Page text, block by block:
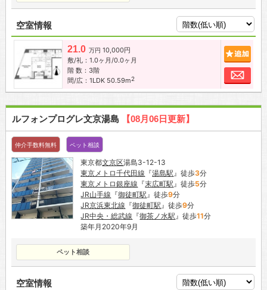
空室情報
21.0 万円 10,000円
敷/礼：1.0ヶ月/0.0ヶ月
階 数：3階
間/広：1LDK 50.59m2
お
ルフォンプログレ文京湯島 【08月06日更新】
仲介手数料無料 ペット相談
東京都文京区湯島3-12-13
東京メトロ千代田線 『湯島駅 』徒歩3分
東京メトロ銀座線 『末広町駅 』徒歩5分
JR山手線 『御徒町駅 』徒歩9分
JR京浜東北線 『御徒町駅 』徒歩9分
JR中央・総武線 『御茶ノ水駅 』徒歩11分
築年月2020年9月
ペット相談
空室情報